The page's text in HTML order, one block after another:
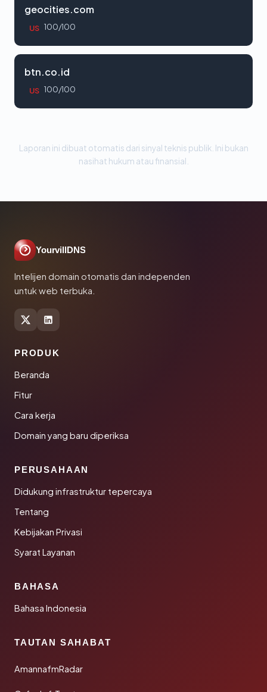
geocities.com
US 100/100
btn.co.id
US 100/100
Laporan ini dibuat otomatis dari sinyal teknis publik. Ini bukan
nasihat hukum atau finansial.
YourvillDNS
Intelijen domain otomatis dan independen
untuk web terbuka.
PRODUK
Beranda
Fitur
Cara kerja
Domain yang baru diperiksa
PERUSAHAAN
Didukung infrastruktur tepercaya
Tentang
Kebijakan Privasi
Syarat Layanan
BAHASA
Bahasa Indonesia
TAUTAN SAHABAT
AmannafmRadar